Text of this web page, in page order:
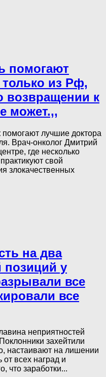
помогают
из Рф,
возвращении к
может.,,
лучшие доктора
Врач-онколог Дмитрий
где несколько
свой
злокачественных
на два
позиций у
все
все
неприятностей
захейтили
настаивают на лишении
от всех наград и
что заработки...